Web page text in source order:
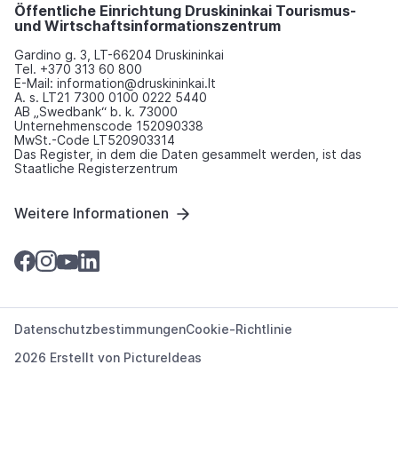
Öffentliche Einrichtung Druskininkai Tourismus-
und Wirtschaftsinformationszentrum
Gardino g. 3, LT-66204 Druskininkai
Tel. +370 313 60 800
E-Mail: information@druskininkai.lt
A. s. LT21 7300 0100 0222 5440
AB „Swedbank“ b. k. 73000
Unternehmenscode 152090338
MwSt.-Code LT520903314
Das Register, in dem die Daten gesammelt werden, ist das
Staatliche Registerzentrum
Weitere Informationen
2026 Erstellt von PictureIdeas
DatenschutzbestimmungenCookie-Richtlinie